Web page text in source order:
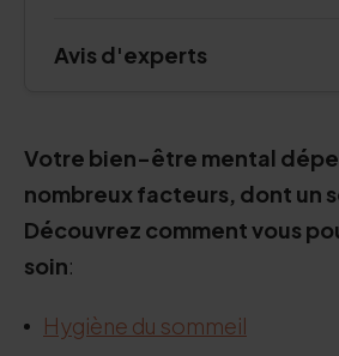
Avis d'experts
Votre bien-être mental
nombreux facteurs, dont un
Découvrez comment vous
soin:
Hygiène du sommeil